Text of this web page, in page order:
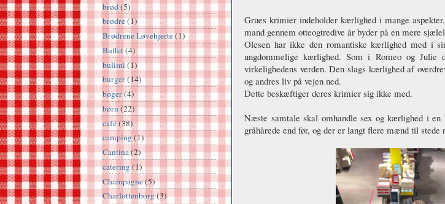
Grues krimier indeholder kærlighed i mange
mand gennem otteogtredive år byder på en mere
Olesen har ikke den romantiske kærlighed med i
ungdommelige kærlighed. Som i Romeo og
virkelighedens verden. Den slags kærlighed af
og andres liv på vejen ned.
Dette beskæftiger deres krimier sig ikke med.
Næste samtale skal omhandle sex og kærlighed i
gråhårede end før, og der er langt flere mænd til stede
brød(5)
brødre(1)
Brødrene Løvehjerte(1)
Buffet(4)
bulimi(1)
burger(14)
bøger(4)
børn(22)
café(38)
camping(1)
Cantina(2)
catering(1)
Champagne(5)
Charlottenborg(3)